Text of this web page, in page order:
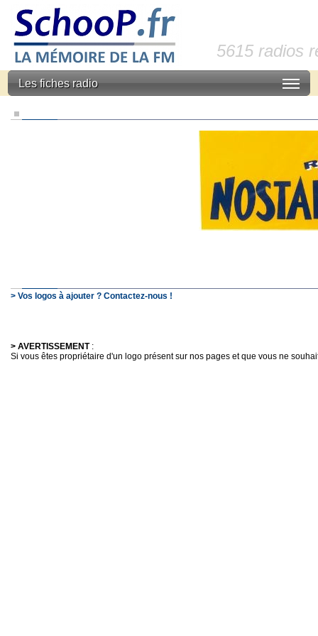
5615 radios
Les fiches radio
> Vos logos à ajouter ? Contactez-nous !
> AVERTISSEMENT:
Si vous êtes propriétaire d'un logo présent sur nos pages et que vous ne